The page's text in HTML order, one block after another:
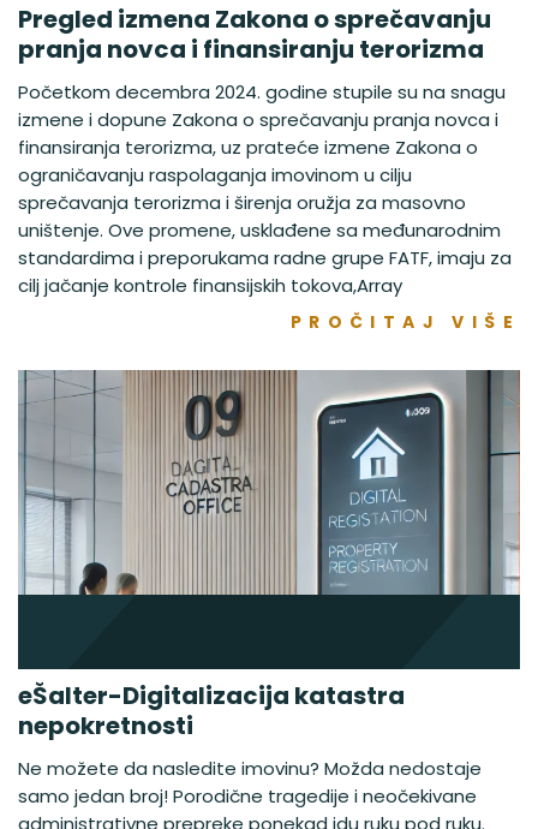
Pregled izmena Zakona o sprečavanju
pranja novca i finansiranju terorizma
Početkom decembra 2024. godine stupile su na snagu
izmene i dopune Zakona o sprečavanju pranja novca i
finansiranja terorizma, uz prateće izmene Zakona o
ograničavanju raspolaganja imovinom u cilju
sprečavanja terorizma i širenja oružja za masovno
uništenje. Ove promene, usklađene sa međunarodnim
standardima i preporukama radne grupe FATF, imaju za
cilj jačanje kontrole finansijskih tokova,Array
PROČITAJ VIŠE
eŠalter-Digitalizacija katastra
nepokretnosti
Ne možete da nasledite imovinu? Možda nedostaje
samo jedan broj! Porodične tragedije i neočekivane
administrativne prepreke ponekad idu ruku pod ruku.